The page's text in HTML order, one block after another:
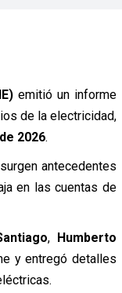
emitió un informe
de la electricidad,
2026.
antecedentes
en las cuentas de
, Humberto
y entregó detalles